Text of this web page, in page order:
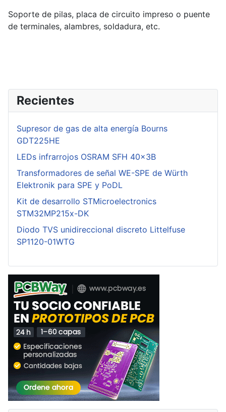
Soporte de pilas, placa de circuito impreso o puente
de terminales, alambres, soldadura, etc.
Recientes
Supresor de gas de alta energía Bourns
GDT225HE
LEDs infrarrojos OSRAM SFH 40x3B
Transformadores de señal WE-SPE de Würth
Elektronik para SPE y PoDL
Kit de desarrollo STMicroelectronics
STM32MP215x-DK
Diodo TVS unidireccional discreto Littelfuse
SP1120-01WTG